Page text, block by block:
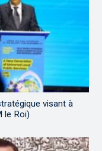
visant à
le Roi)